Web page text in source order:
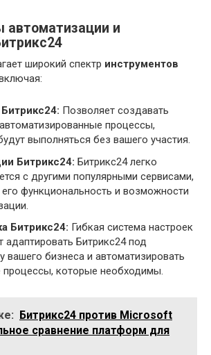
автоматизации и
широкий спектр инструментов
Позволяет создавать
процессы,
выполняться без вашего участия.
Битрикс24: Битрикс24 легко
с другими популярными сервисами,
функциональность и возможности
Битрикс24: Гибкая система настроек
адаптировать Битрикс24 под
вашего бизнеса и автоматизировать
процессы, которые необходимы.
Битрикс24 против Microsoft
сравнение платформ для